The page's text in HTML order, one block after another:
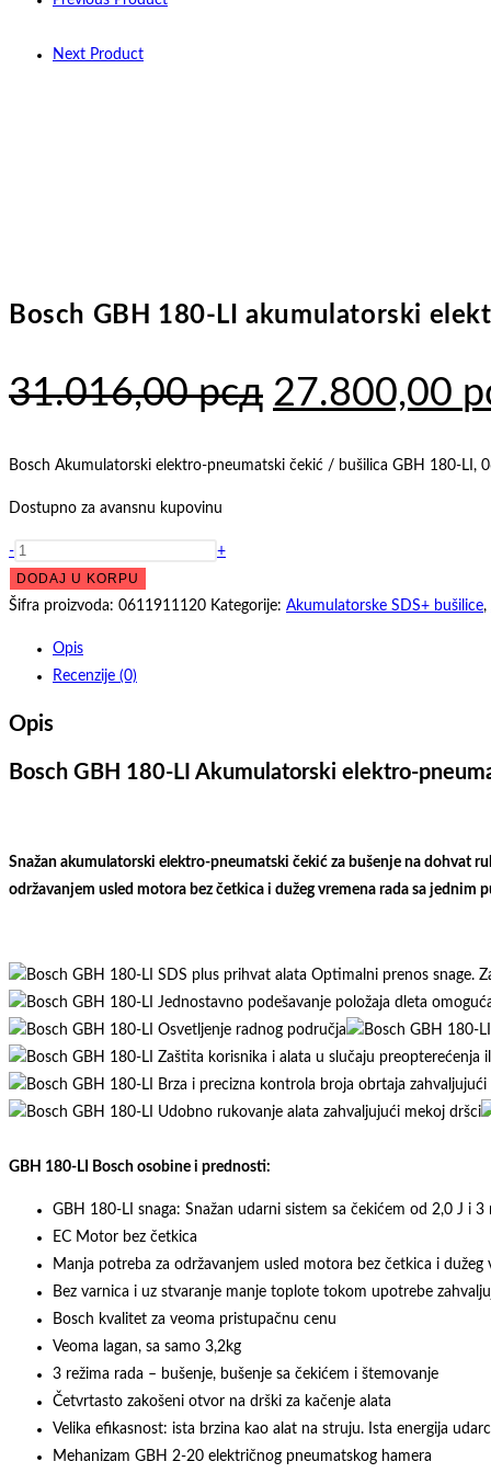
Next Product
Bosch GBH 180-LI akumulatorski
31.016,00рсд Originalna
je
27.800,00
Bosch Akumulatorski elektro-pneumatski čekić / bušilica GBH 180-LI,
Dostupno za avansnu kupovinu
Bosch
GBH
180-
akumulatorski
elektro-
pneumatski
bez
baterije
0611911120
količina
-
+
DODAJ U KORPU
Šifra proizvoda: 0611911120 Kategorije: Akumulatorske SDS+ bušilice,
Opis
Recenzije (0)
Opis
Bosch GBH 180-LI Akumulatorski elektro-
Snažan akumulatorski elektro-pneumatski čekić za bušenje na dohvat
održavanjem usled motora bez četkica i dužeg vremena rada sa
GBH 180-LI Bosch osobine i prednosti:
GBH 180-LI snaga: Snažan udarni sistem sa čekićem od 2,0 J i
EC Motor bez četkica
Manja potreba za održavanjem usled motora bez četkica i
Bez varnica i uz stvaranje manje toplote tokom upotrebe
Bosch kvalitet za veoma pristupačnu cenu
Veoma lagan, sa samo 3,2kg
3 režima rada – bušenje, bušenje sa čekićem i štemovanje
Četvrtasto zakošeni otvor na drški za kačenje alata
Velika efikasnost: ista brzina kao alat na struju. Ista energija
Mehanizam GBH 2-20 električnog pneumatskog hamera